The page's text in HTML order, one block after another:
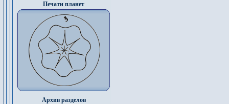
Печати планет
Архив разделов